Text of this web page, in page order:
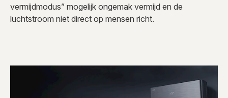
vermijdmodus” mogelijk ongemak vermijd en de
luchtstroom niet direct op mensen richt.